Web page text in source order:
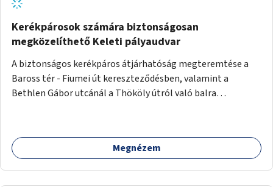
Kerékpárosok számára biztonságosan
megközelíthető Keleti pályaudvar
A biztonságos kerékpáros átjárhatóság megteremtése a
Baross tér - Fiumei út kereszteződésben, valamint a
Bethlen Gábor utcánál a Thököly útról való balra
Megnézem